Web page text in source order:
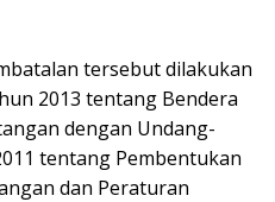
tersebut dilakukan
2013 tentang Bendera
dengan Undang-
tentang Pembentukan
dan Peraturan